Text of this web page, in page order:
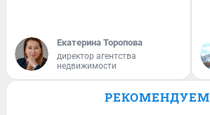
Екатерина Торопова
директор агентства
недвижимости
РЕКОМЕНДУЕМ